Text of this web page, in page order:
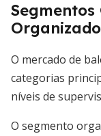
Organizado
O mercado de
categorias
níveis de
O segmento